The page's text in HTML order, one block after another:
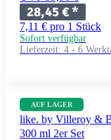
28,45 €*
7,11 € pro 1 Stück
Sofort verfügbar
Lieferzeit: 4 - 6
AUF LAGER
like. by Villeroy &
300 ml 2er Set